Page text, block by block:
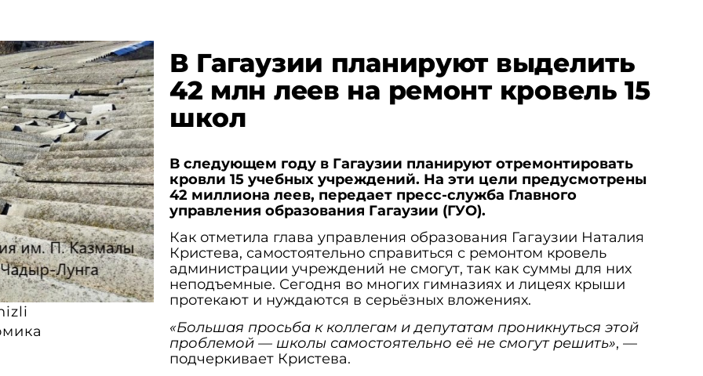
В Гагаузии планируют выделить
42 млн леев на ремонт кровель 15
школ
В следующем году в Гагаузии планируют отремонтировать
кровли 15 учебных учреждений. На эти цели предусмотрены
42 миллиона леев, передает пресс-служба Главного
управления образования Гагаузии (ГУО).
Как отметила глава управления образования Гагаузии Наталия
Кристева, самостоятельно справиться с ремонтом кровель
администрации учреждений не смогут, так как суммы для них
неподъемные. Сегодня во многих гимназиях и лицеях крыши
протекают и нуждаются в серьёзных вложениях.
«Большая просьба к коллегам и депутатам проникнуться этой
проблемой — школы самостоятельно её не смогут решить», —
подчеркивает Кристева.